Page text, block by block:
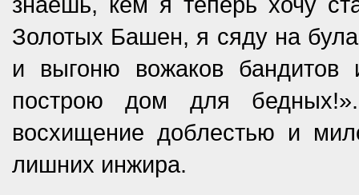
Золотых Башен, я сяду на
и выгоню вожаков
построю дом для
восхищение доблестью и
лишних инжира.